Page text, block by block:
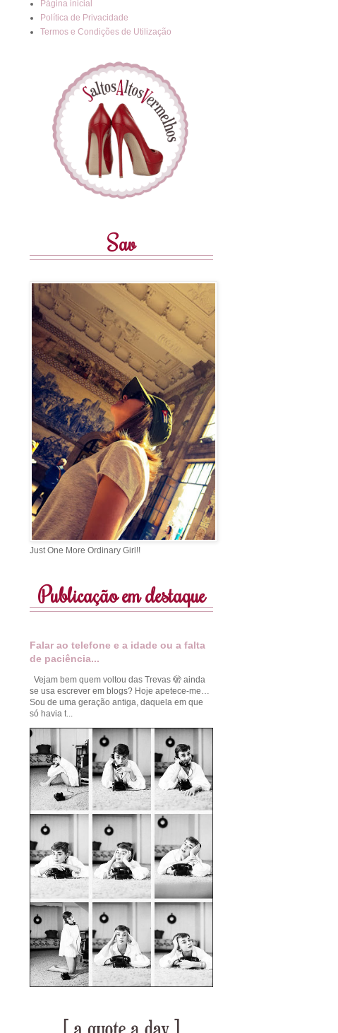
Página inicial
Política de Privacidade
Termos e Condições de Utilização
Sav
Just One More Ordinary Girl!!
Publicação em destaque
Falar ao telefone e a idade ou a falta
de paciência...
Vejam bem quem voltou das Trevas 🫣 ainda
se usa escrever em blogs? Hoje apetece-me…
Sou de uma geração antiga, daquela em que
só havia t...